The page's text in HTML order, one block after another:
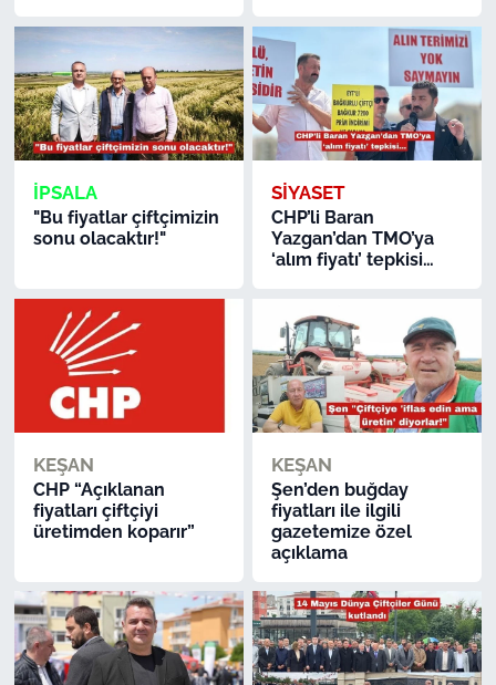
İPSALA
"Bu fiyatlar çiftçimizin
sonu olacaktır!"
SİYASET
CHP’li Baran
Yazgan’dan TMO’ya
‘alım fiyatı’ tepkisi…
KEŞAN
CHP “Açıklanan
fiyatları çiftçiyi
üretimden koparır”
KEŞAN
Şen’den buğday
fiyatları ile ilgili
gazetemize özel
açıklama